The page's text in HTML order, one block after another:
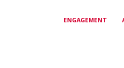
ENGAGEMENT